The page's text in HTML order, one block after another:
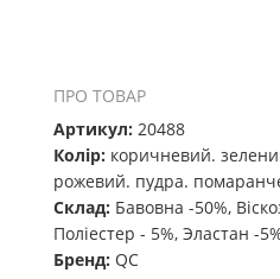
ПРО ТОВАР
Артикул: 20488
Колір: коричневий.
рожевий. пудра.
Склад: Бавовна -50%,
Поліестер - 5%, Эластан -
Бренд: QC